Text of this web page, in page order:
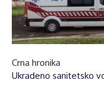
Crna hronika
Ukradeno sanitetsko